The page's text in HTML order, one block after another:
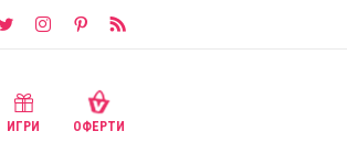
ИГРИ ОФЕРТИ